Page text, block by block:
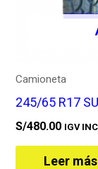
Camioneta
245/65 R17
S/480.00 IGV
Leer más